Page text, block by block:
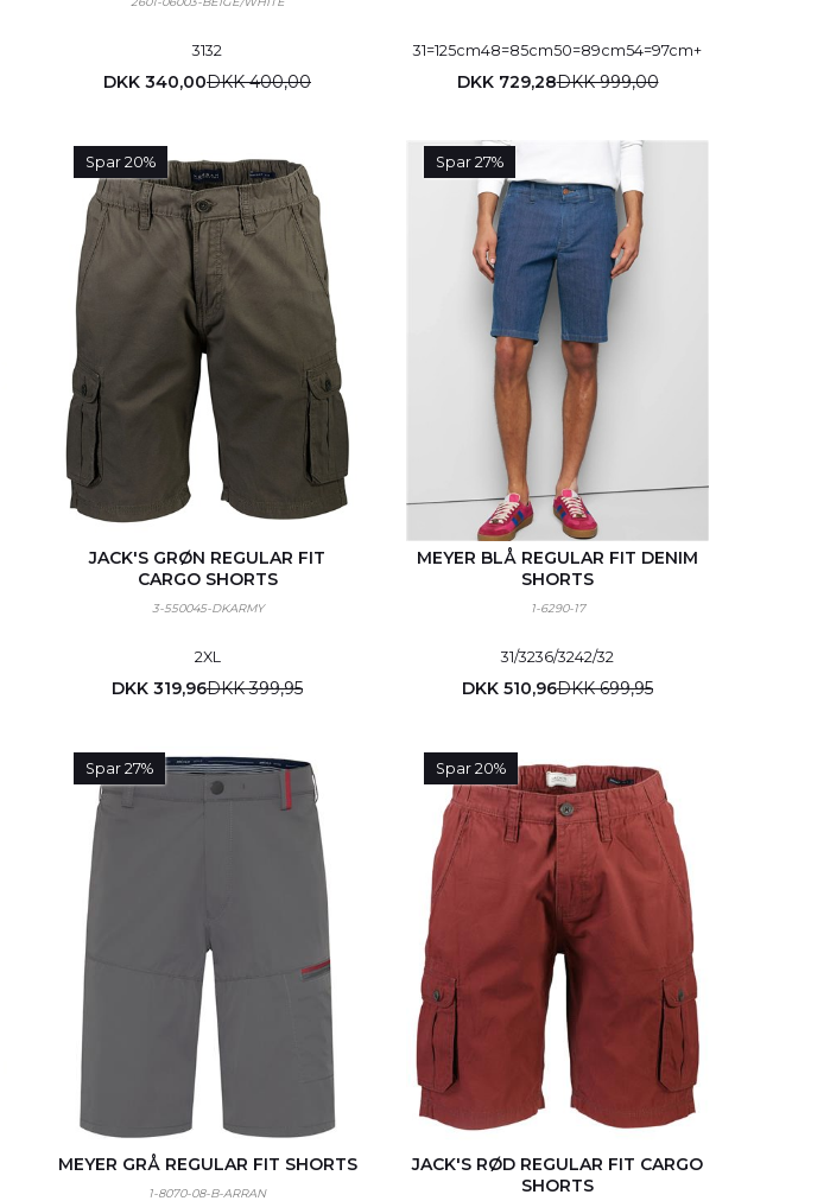
3132
DKK 340,00DKK 400,00
31=125cm48=85cm50=89cm54=97cm+
DKK 729,28DKK 999,00
Spar 20%
JACK'S GRØN REGULAR FIT
CARGO SHORTS
3-550045-DKARMY
2XL
DKK 319,96DKK 399,95
Spar 27%
MEYER BLÅ REGULAR FIT DENIM
SHORTS
1-6290-17
31/3236/3242/32
DKK 510,96DKK 699,95
Spar 27%
MEYER GRÅ REGULAR FIT SHORTS
1-8070-08-B-ARRAN
Spar 20%
JACK'S RØD REGULAR FIT CARGO
SHORTS